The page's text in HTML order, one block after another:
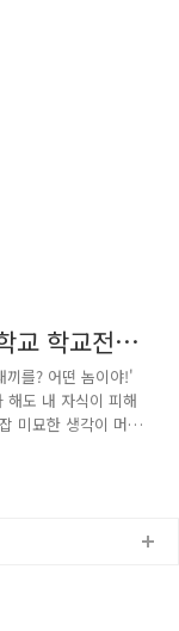
교 학교전담
를? 어떤 놈이야!'
도 내 자식이 피해
미묘한 생각이 머릿
하게, 아이가 상처
속에서 금세 드러
방법 등 아이에게